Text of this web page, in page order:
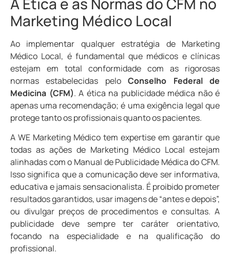
Marketing Médico Local
Ao implementar qualquer estratégia de Marketing
Médico Local, é fundamental que médicos e clínicas
estejam em total conformidade com as rigorosas
normas estabelecidas peloConselho Federal de
Medicina (CFM). A ética na publicidade médica não é
apenas uma recomendação; é uma exigência legal que
protege tanto os profissionais quanto os pacientes.
A WE Marketing Médico tem expertise em garantir que
todas as ações de Marketing Médico Local estejam
alinhadas com o Manual de Publicidade Médica do CFM.
Isso significa que a comunicação deve ser informativa,
educativa e jamais sensacionalista. É proibido prometer
resultados garantidos, usar imagens de “antes e depois”,
ou divulgar preços de procedimentos e consultas. A
publicidade deve sempre ter caráter orientativo,
focando na especialidade e na qualificação do
profissional.